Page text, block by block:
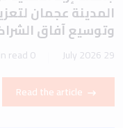
المدينة عجمان
وتوسيع آفاق
29 July 2026
0 min read
Read the article